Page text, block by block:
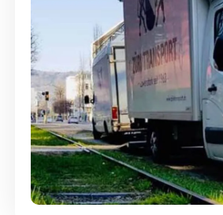
Ein- und Auspackservice